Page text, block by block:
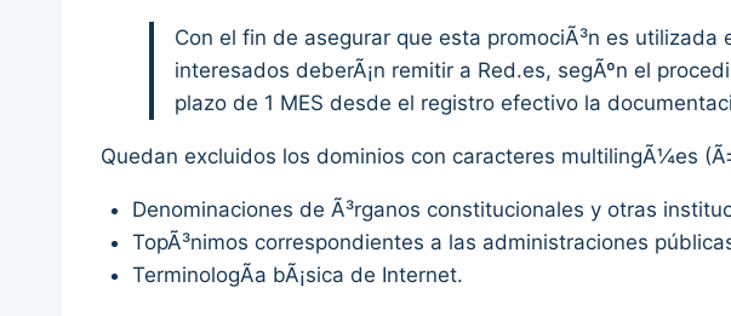
Con el fin de asegurar que esta promociÃ³n es
interesados deberÃ¡n remitir a Red.es, segÃºn el
plazo de 1 MES desde el registro efectivo la
Quedan excluidos los dominios con caracteres multilingÃ¼es
Denominaciones de Ã³rganos constitucionales y otras
TopÃ³nimos correspondientes a las administraciones
TerminologÃ­a bÃ¡sica de Internet.